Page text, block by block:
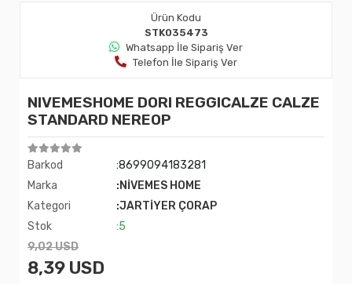
Ürün Kodu
STK035473
Whatsapp İle Sipariş Ver
Telefon İle Sipariş Ver
NIVEMESHOME DORI REGGICALZE CALZE
STANDARD NEREOP
Barkod
:8699094183281
Marka
:NİVEMES HOME
Kategori
:JARTİYER ÇORAP
Stok
:5
9,02 USD
8,39 USD